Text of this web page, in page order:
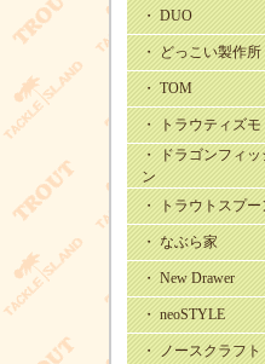
・ DUO
・ どっこい製作所
・ TOM
・ トラウティズモ
・ ドラゴンフィ
ン
・ トラウトスプ
・ なぶら家
・ New Drawer
・ neoSTYLE
・ ノースクラフト